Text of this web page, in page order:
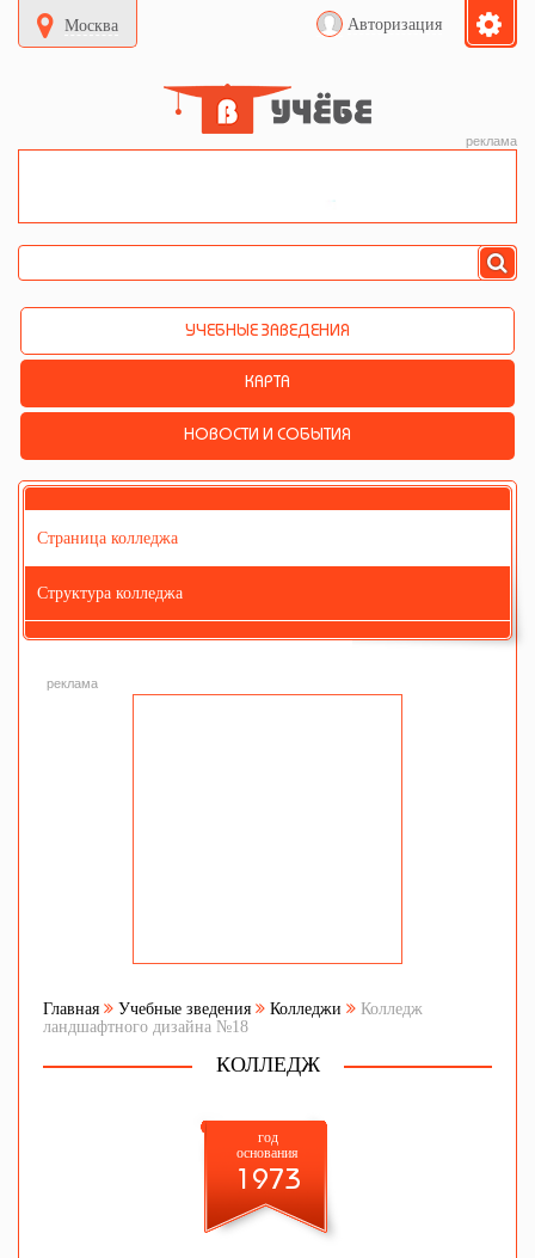
Москва Авторизация
реклама
УЧЕБНЫЕ ЗАВЕДЕНИЯ
КАРТА
НОВОСТИ И СОБЫТИЯ
Страница колледжа
Структура колледжа
реклама
Главная Учебные зведения Колледжи
Колледж
ландшафтного дизайна №18
КОЛЛЕДЖ
год
основания
1973